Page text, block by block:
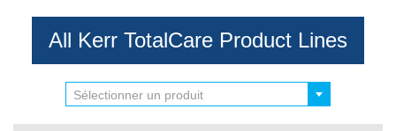
All Kerr TotalCare Product Lines
Sélectionner un produit